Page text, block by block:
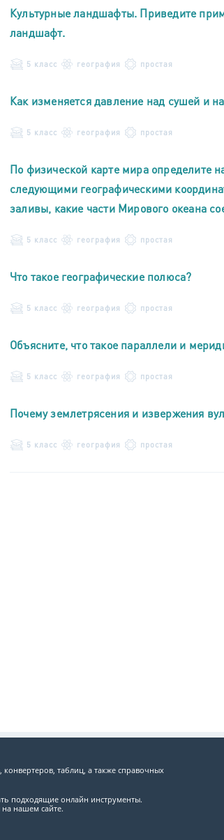
Культурные ландшафты. Приведите
ландшафт.
5 класс география простая
Как изменяется давление над сушей и
5 класс география простая
По физической карте мира определите
следующими географическими
заливы, какие части Мирового океана
5 класс география простая
Что такое географические полюса?
5 класс география простая
Объясните, что такое параллели и
5 класс география простая
Почему землетрясения и извержения
5 класс география простая
таблиц, а также справочных
подходящие онлайн инструменты.
нашем сайте.